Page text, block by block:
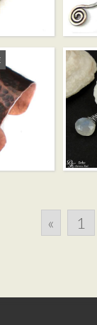
KSIĄŻKI
« 1